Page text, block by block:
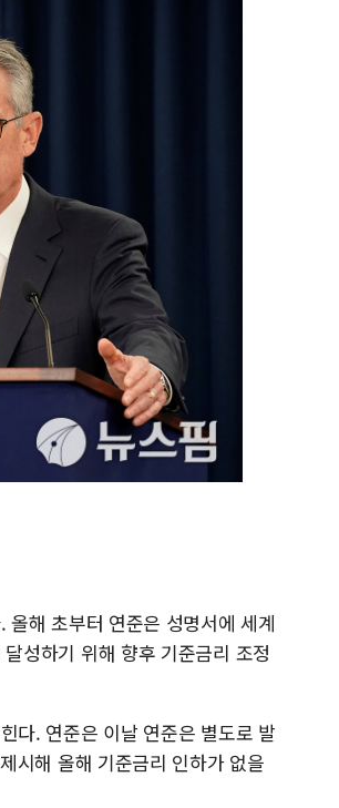
올해 초부터 연준은 성명서에 세계
성하기 위해 향후 기준금리 조정
다. 연준은 이날 연준은 별도로 발
시해 올해 기준금리 인하가 없을